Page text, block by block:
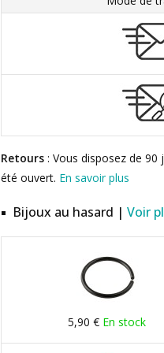
Retours : Vous disposez de
été ouvert. En savoir plus
Bijoux au hasard | Voir
5,90 € En stock